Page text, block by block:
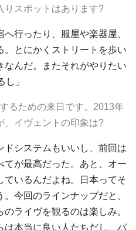
スポットはあります?
へ行ったり、服屋や楽器屋、
。とにかくストリートを歩い
なんだ。またそれがやりたい
」
ための来日です。2013年
、イヴェントの印象は?
ドシステムもいいし、前回は
てが最高だった。あと、オー
ているんだよね。日本ってそ
今回のラインナップだと、
ライヴを観るのは楽しみ。
は本当に良い人たちだし、パ